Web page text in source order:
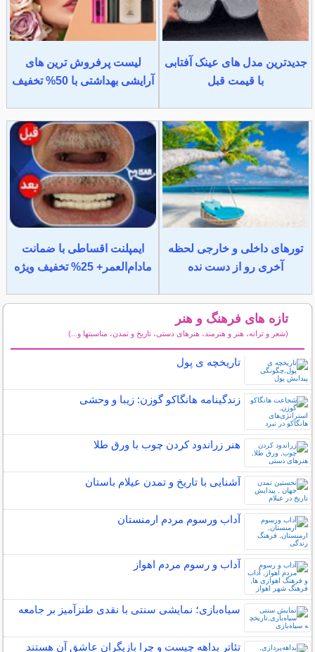
جدیدترین مدل های عینک آفتابی
با قیمت قبل
لیست پرفروش ترین های
آرایشی بهداشتی با 50% تخفیف
تورهای داخلی و خارجی لحظه
آخری رو از دست نده
ایمپلنت اقساطی با ضمانت
مادام‌العمر+ 25% تخفیف ویژه
تازه های فرهنگ و هنر
(شعر و ترانه، هنر و هنرمند، هنرهای دستی، تاریخ و تمدن، مناسبتها و...)
تاریخچه ی پول
زندگینامه هانگاکو گوزن: زیبا و وحشی
هنر زراندود كردن چوب با ورق طلا
آشنایی با تاریخ و تمدن عیلام باستان
آداب ورسوم مردم ارمنستان
آداب و رسوم مردم اهواز
سیاه‌بازی؛ نمایشی سنتی با نقدی طنزآمیز بر جامعه
تئاتر بداهه چیست و چرا بازیگران عاشق آن هستند